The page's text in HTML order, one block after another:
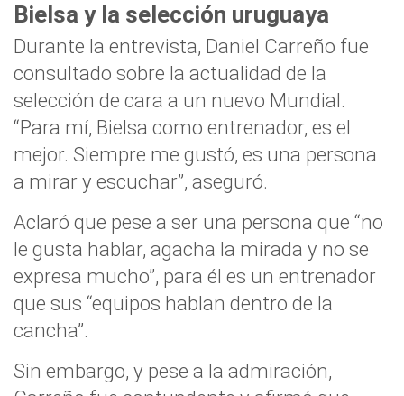
Bielsa y la selección uruguaya
Durante la entrevista, Daniel Carreño fue
consultado sobre la actualidad de la
selección de cara a un nuevo Mundial.
“Para mí, Bielsa como entrenador, es el
mejor. Siempre me gustó, es una persona
a mirar y escuchar”, aseguró.
Aclaró que pese a ser una persona que “no
le gusta hablar, agacha la mirada y no se
expresa mucho”, para él es un entrenador
que sus “equipos hablan dentro de la
cancha”.
Sin embargo, y pese a la admiración,